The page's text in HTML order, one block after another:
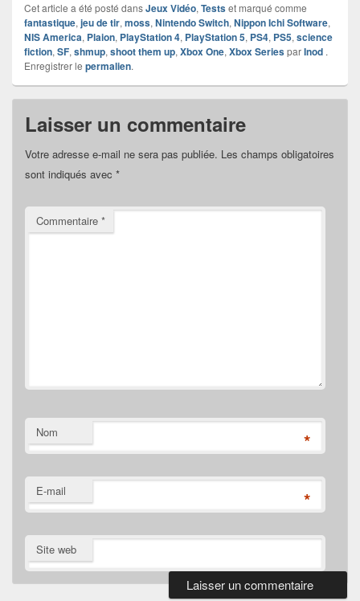
Cet article a été posté dansJeux Vidéo, Testset marqué comme
fantastique, jeu de tir, moss, Nintendo Switch, Nippon Ichi Software,
NIS America, Plaion, PlayStation 4, PlayStation 5, PS4, PS5, science
fiction, SF, shmup, shoot them up, Xbox One, Xbox SeriesparInod .
Enregistrer le permalien.
Laisser un commentaire
Votre adresse e-mail ne sera pas publiée. Les champs obligatoires
sont indiqués avec *
Commentaire *
Nom *
E-mail *
Site web